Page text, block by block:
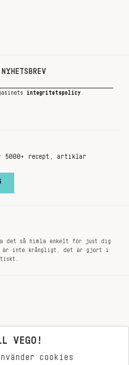
integritetspolicy
recept, artiklar
det så himla enkelt för just dig
är inte krångligt, det är gjort i
VEGO!
cookies